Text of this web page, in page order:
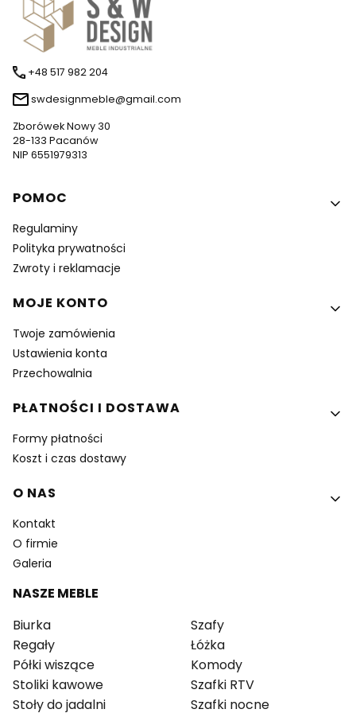
+48 517 982 204
swdesignmeble@gmail.com
Zborówek Nowy 30
28-133 Pacanów
NIP 6551979313
Linki w stopce
POMOC
Regulaminy
Polityka prywatności
Zwroty i reklamacje
MOJE KONTO
Twoje zamówienia
Ustawienia konta
Przechowalnia
PŁATNOŚCI I DOSTAWA
Formy płatności
Koszt i czas dostawy
O NAS
Kontakt
O firmie
Galeria
NASZE MEBLE
Biurka
Regały
Półki wiszące
Stoliki kawowe
Stoły do jadalni
Szafy
Łóżka
Komody
Szafki RTV
Szafki nocne